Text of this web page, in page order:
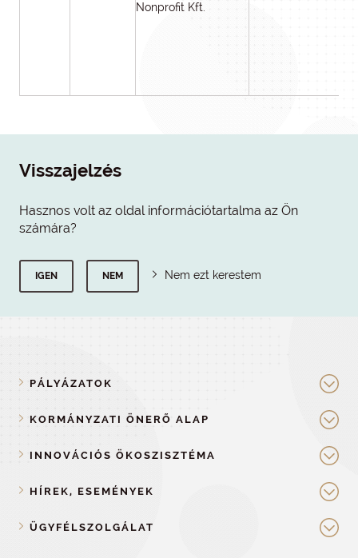
Nonprofit Kft.
Visszajelzés
Hasznos volt az oldal információtartalma az Ön
számára?
IGEN NEM Nem ezt kerestem
PÁLYÁZATOK
KORMÁNYZATI ÖNERŐ ALAP
INNOVÁCIÓS ÖKOSZISZTÉMA
HÍREK, ESEMÉNYEK
ÜGYFÉLSZOLGÁLAT